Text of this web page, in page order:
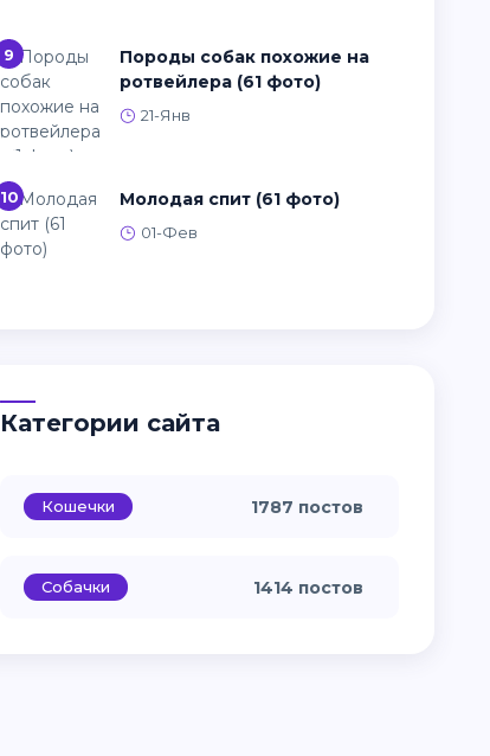
9
Породы собак похожие на
ротвейлера (61 фото)
21-Янв
10 Молодая спит (61 фото)
01-Фев
Категории сайта
Кошечки 1787 постов
Собачки 1414 постов